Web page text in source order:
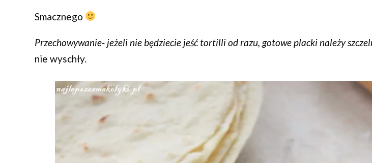
Smacznego
Przechowywanie- jeżeli nie będziecie jeść tortilli od razu, gotowe placki należy
nie wyschły.